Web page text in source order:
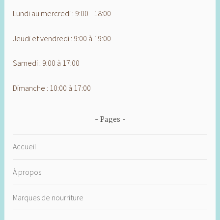
Lundi au mercredi : 9:00 - 18:00
Jeudi et vendredi : 9:00 à 19:00
Samedi : 9:00 à 17:00
Dimanche : 10:00 à 17:00
Pages
Accueil
À propos
Marques de nourriture